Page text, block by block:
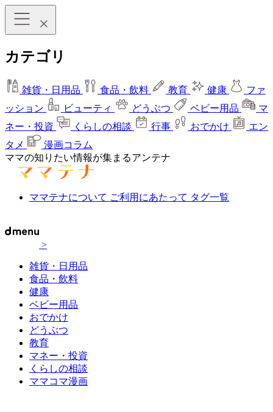
カテゴリ
雑貨・日用品 食品・飲料 教育 健康
ファ
ッション
ビューティ どうぶつ ベビー用品
マ
ネー・投資
くらしの相談 行事 おでかけ
エン
タメ
漫画コラム
ママの知りたい情報が集まるアンテナ
ママテナについて ご利用にあたって タグ一覧
>
雑貨・日用品
食品・飲料
健康
ベビー用品
おでかけ
どうぶつ
教育
マネー・投資
くらしの相談
ママコマ漫画